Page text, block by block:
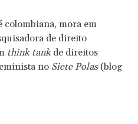
colombiana, mora em
de direito
think tankde direitos
no Siete Polas(blog